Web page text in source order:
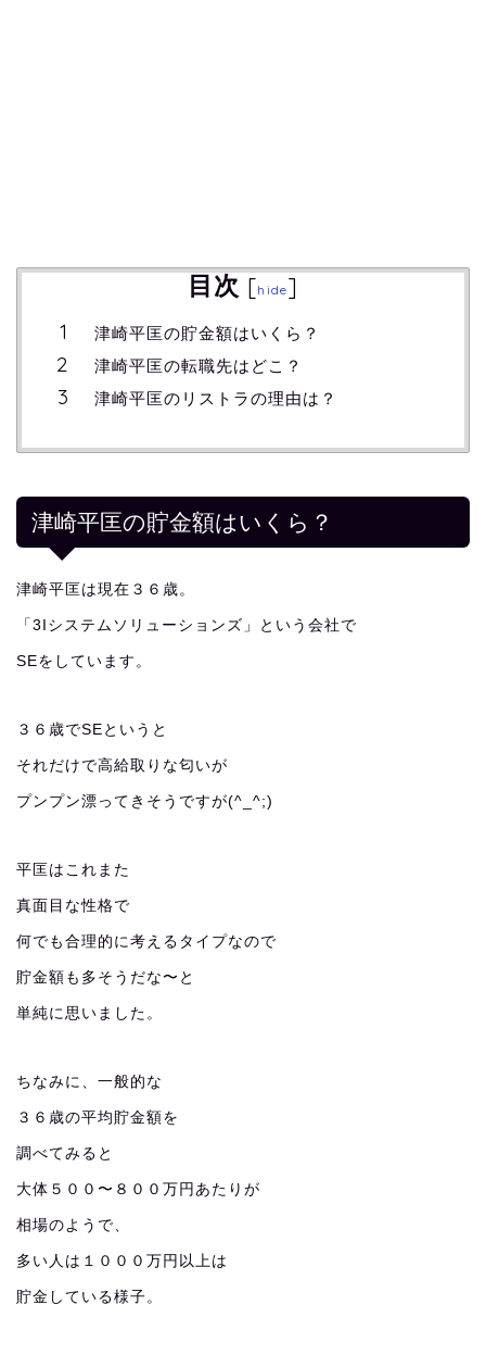
目次 [hide]
津崎平匡の貯金額はいくら？
津崎平匡の転職先はどこ？
津崎平匡のリストラの理由は？
津崎平匡の貯金額はいくら？
津崎平匡は現在３６歳。
「3Iシステムソリューションズ」という会社で
SEをしています。
３６歳でSEというと
それだけで高給取りな匂いが
プンプン漂ってきそうですが(^_^;)
平匡はこれまた
真面目な性格で
何でも合理的に考えるタイプなので
貯金額も多そうだな〜と
単純に思いました。
ちなみに、一般的な
３６歳の平均貯金額を
調べてみると
大体５００〜８００万円あたりが
相場のようで、
多い人は１０００万円以上は
貯金している様子。